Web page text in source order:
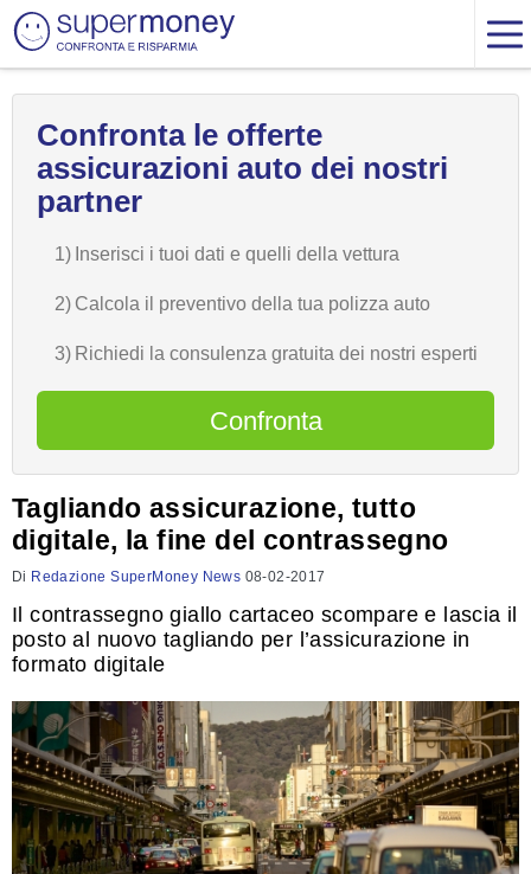
Confronta le offerte
assicurazioni auto dei nostri
partner
1) Inserisci i tuoi dati e quelli della vettura
2) Calcola il preventivo della tua polizza auto
3) Richiedi la consulenza gratuita dei nostri esperti
Confronta
Tagliando assicurazione, tutto
digitale, la fine del contrassegno
Di Redazione SuperMoney News 08-02-2017
Il contrassegno giallo cartaceo scompare e lascia il
posto al nuovo tagliando per l’assicurazione in
formato digitale